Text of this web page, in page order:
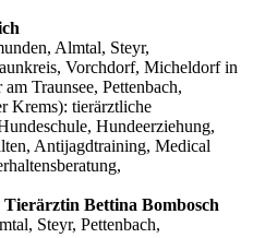
Almtal, Steyr,
Vorchdorf, Micheldorf in
Traunsee, Pettenbach,
Krems): tierärztliche
Hundeerziehung,
Antijagdtraining, Medical
Tierärztin Bettina Bombosch
Steyr, Pettenbach,